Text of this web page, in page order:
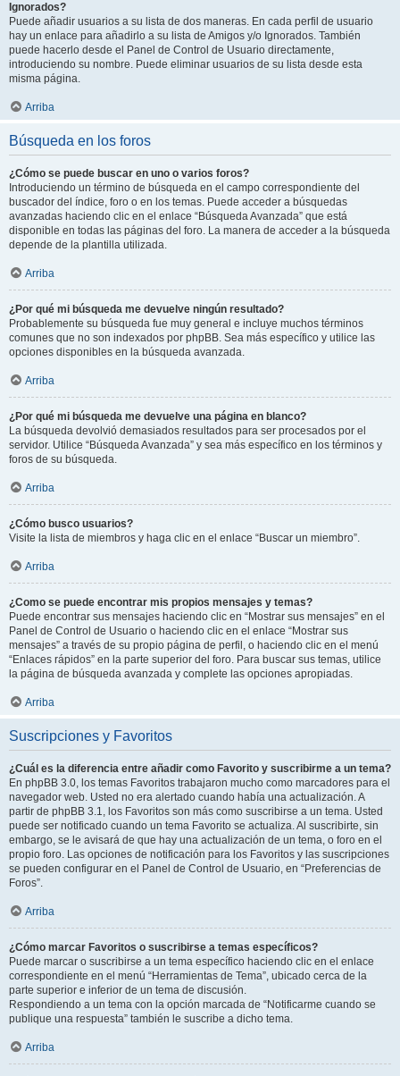
Ignorados?
Puede añadir usuarios a su lista de dos maneras. En cada perfil de usuario
hay un enlace para añadirlo a su lista de Amigos y/o Ignorados. También
puede hacerlo desde el Panel de Control de Usuario directamente,
introduciendo su nombre. Puede eliminar usuarios de su lista desde esta
misma página.
Arriba
Búsqueda en los foros
¿Cómo se puede buscar en uno o varios foros?
Introduciendo un término de búsqueda en el campo correspondiente del
buscador del índice, foro o en los temas. Puede acceder a búsquedas
avanzadas haciendo clic en el enlace “Búsqueda Avanzada” que está
disponible en todas las páginas del foro. La manera de acceder a la búsqueda
depende de la plantilla utilizada.
Arriba
¿Por qué mi búsqueda me devuelve ningún resultado?
Probablemente su búsqueda fue muy general e incluye muchos términos
comunes que no son indexados por phpBB. Sea más específico y utilice las
opciones disponibles en la búsqueda avanzada.
Arriba
¿Por qué mi búsqueda me devuelve una página en blanco?
La búsqueda devolvió demasiados resultados para ser procesados por el
servidor. Utilice “Búsqueda Avanzada” y sea más específico en los términos y
foros de su búsqueda.
Arriba
¿Cómo busco usuarios?
Visite la lista de miembros y haga clic en el enlace “Buscar un miembro”.
Arriba
¿Como se puede encontrar mis propios mensajes y temas?
Puede encontrar sus mensajes haciendo clic en “Mostrar sus mensajes” en el
Panel de Control de Usuario o haciendo clic en el enlace “Mostrar sus
mensajes” a través de su propio página de perfil, o haciendo clic en el menú
“Enlaces rápidos” en la parte superior del foro. Para buscar sus temas, utilice
la página de búsqueda avanzada y complete las opciones apropiadas.
Arriba
Suscripciones y Favoritos
¿Cuál es la diferencia entre añadir como Favorito y suscribirme a un tema?
En phpBB 3.0, los temas Favoritos trabajaron mucho como marcadores para el
navegador web. Usted no era alertado cuando había una actualización. A
partir de phpBB 3.1, los Favoritos son más como suscribirse a un tema. Usted
puede ser notificado cuando un tema Favorito se actualiza. Al suscribirte, sin
embargo, se le avisará de que hay una actualización de un tema, o foro en el
propio foro. Las opciones de notificación para los Favoritos y las suscripciones
se pueden configurar en el Panel de Control de Usuario, en “Preferencias de
Foros”.
Arriba
¿Cómo marcar Favoritos o suscribirse a temas específicos?
Puede marcar o suscribirse a un tema específico haciendo clic en el enlace
correspondiente en el menú “Herramientas de Tema”, ubicado cerca de la
parte superior e inferior de un tema de discusión.
Respondiendo a un tema con la opción marcada de “Notificarme cuando se
publique una respuesta” también le suscribe a dicho tema.
Arriba